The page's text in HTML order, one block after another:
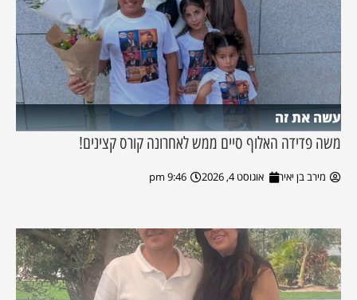
עשה את זה
משה פדידה האלוף סיים ממש לאחרונה קורס קצינים!
מירב בן יאיר אוגוסט 4, 2026 9:46 pm